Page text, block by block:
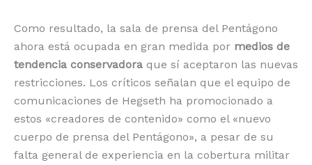
Como resultado, la sala de prensa del Pentágono
ahora está ocupada en gran medida por medios de
tendencia conservadora que sí aceptaron las nuevas
restricciones. Los críticos señalan que el equipo de
comunicaciones de Hegseth ha promocionado a
estos «creadores de contenido» como el «nuevo
cuerpo de prensa del Pentágono», a pesar de su
falta general de experiencia en la cobertura militar